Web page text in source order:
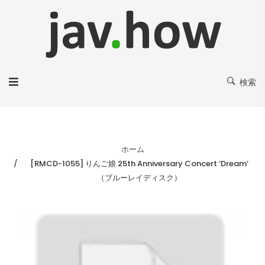
検索
ホーム
[RMCD-1055] りんご娘 25th Anniversary Concert ‘Dream’
（ブルーレイディスク）